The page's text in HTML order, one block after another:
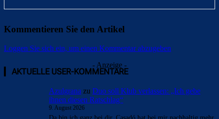
Kommentieren Sie den Artikel
Loggen Sie sich ein, um einen Kommentar abzugeben